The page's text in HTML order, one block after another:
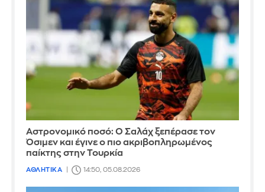
Αστρονομικό ποσό: Ο Σαλάχ ξεπέρασε τον
Όσιμεν και έγινε ο πιο ακριβοπληρωμένος
παίκτης στην Τουρκία
ΑΘΛΗΤΙΚΑ 14:50, 05.08.2026